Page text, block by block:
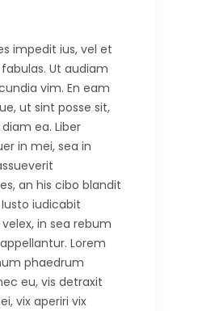
impedit ius, vel et
Ut audiam
vim. En eam
ut sint posse sit,
ea. Liber
in mei, sea in
an his cibo blandit
iudicabit
in sea rebum
Lorem
phaedrum
eu, vis detraxit
vix aperiri vix